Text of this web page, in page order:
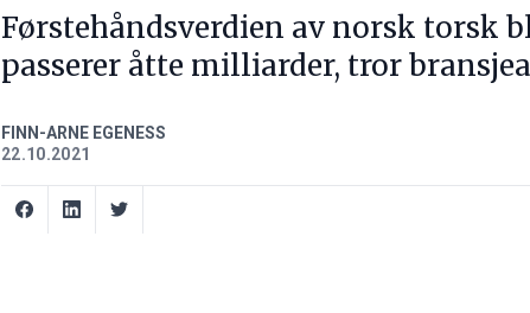
Førstehåndsverdien av norsk torsk
passerer åtte milliarder, tror
FINN-ARNE EGENESS
22.10.2021